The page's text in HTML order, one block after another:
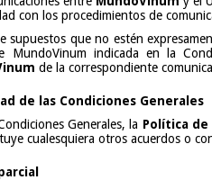
con los procedimientos de
supuestos que no estén
MundoVinum indicada en la
de la correspondiente
de las Condiciones Generales
Generales, la Política de
cualesquiera otros acuerdos o